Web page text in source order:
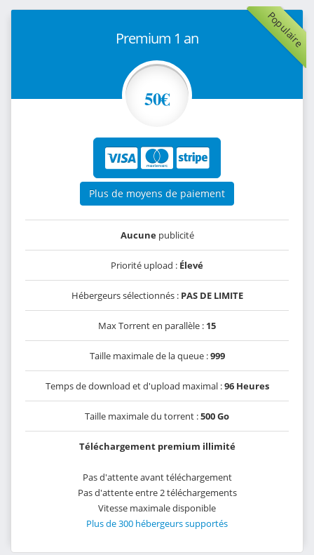
Populaire
Premium 1 an
50€
Plus de moyens de paiement
Aucunepublicité
Priorité upload : Élevé
Hébergeurs sélectionnés : PAS DE LIMITE
Max Torrent en parallèle : 15
Taille maximale de la queue :999
Temps de download et d'upload maximal :96 Heures
Taille maximale du torrent :500 Go
Téléchargement premium illimité
Pas d'attente avant téléchargement
Pas d'attente entre 2 téléchargements
Vitesse maximale disponible
Plus de 300 hébergeurs supportés